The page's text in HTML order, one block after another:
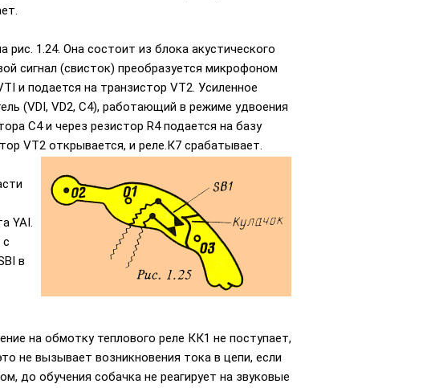
рис. 1.24. Она состоит из блока акустического
сигнал (свисток) преобразуется микрофоном
и подается на транзистор VT2. Усиленное
(VDI, VD2, С4), работающий в режиме удвоения
С4 и через резистор R4 подается на базу
VT2 открывается, и реле.К7 срабатывает.
YAI.
в
на обмотку теплового реле КК1 не поступает,
не вызывает возникновения тока в цепи, если
до обучения собачка не реагирует на звуковые